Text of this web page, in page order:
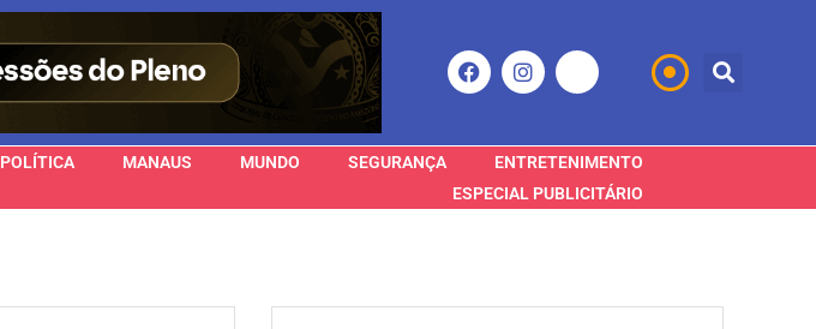
POLÍTICA MANAUS MUNDO SEGURANÇA
ENTRETENIMENTO
ESPECIAL PUBLICITÁRIO